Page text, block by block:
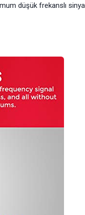
düşük frekanslı